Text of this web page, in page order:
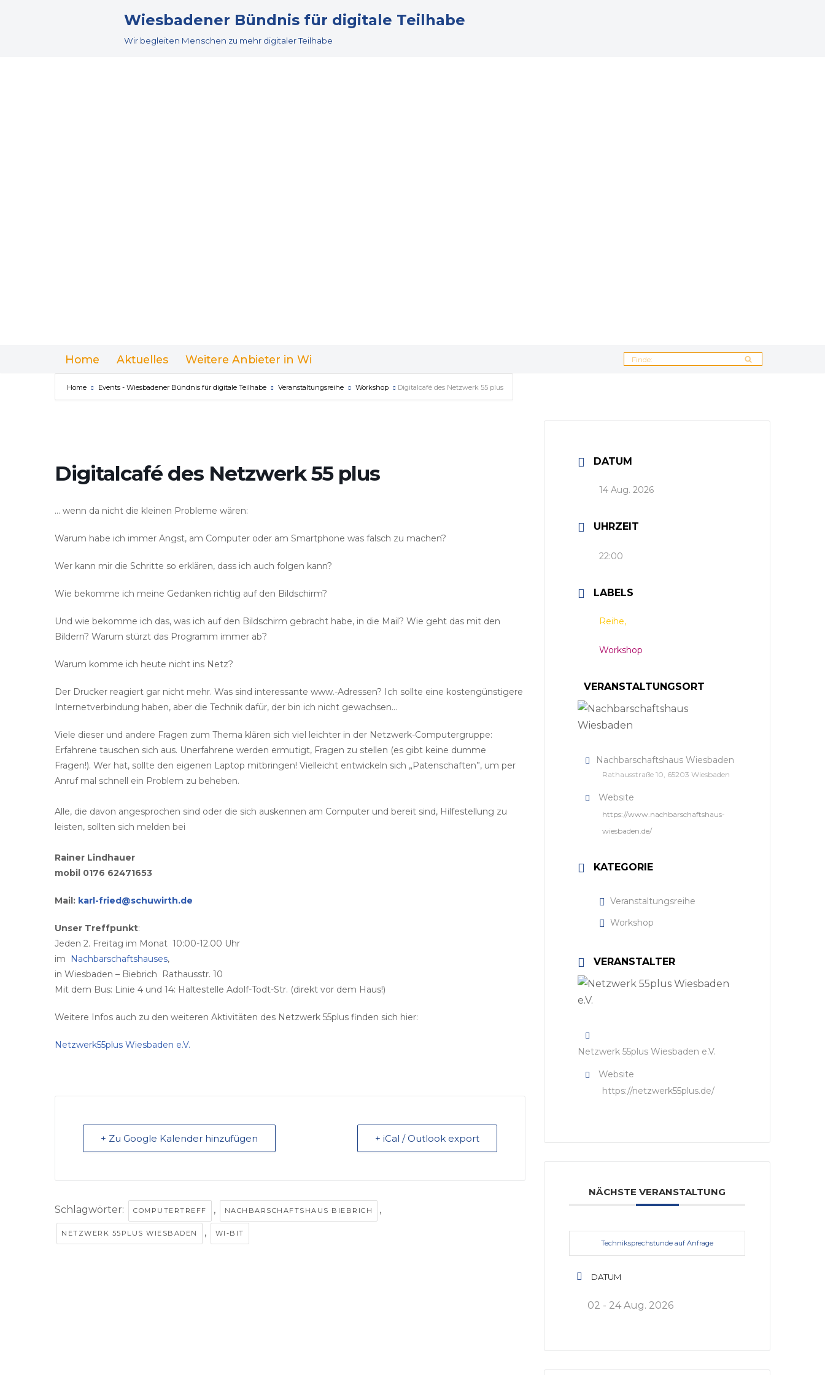
Wiesbadener Bündnis für digitale Teilhabe
Wir begleiten Menschen zu mehr digitaler Teilhabe
Home Aktuelles Weitere Anbieter in Wi
Home Events - Wiesbadener Bündnis für digitale Teilhabe Veranstaltungsreihe Workshop Digitalcafé des Netzwerk 55 plus
Digitalcafé des Netzwerk 55 plus
… wenn da nicht die kleinen Probleme wären:
Warum habe ich immer Angst, am Computer oder am Smartphone was falsch zu machen?
Wer kann mir die Schritte so erklären, dass ich auch folgen kann?
Wie bekomme ich meine Gedanken richtig auf den Bildschirm?
Und wie bekomme ich das, was ich auf den Bildschirm gebracht habe, in die Mail? Wie geht das mit den
Bildern? Warum stürzt das Programm immer ab?
Warum komme ich heute nicht ins Netz?
Der Drucker reagiert gar nicht mehr. Was sind interessante www.-Adressen? Ich sollte eine kostengünstigere
Internetverbindung haben, aber die Technik dafür, der bin ich nicht gewachsen…
Viele dieser und andere Fragen zum Thema klären sich viel leichter in der Netzwerk-Computergruppe:
Erfahrene tauschen sich aus. Unerfahrene werden ermutigt, Fragen zu stellen (es gibt keine dumme
Fragen!). Wer hat, sollte den eigenen Laptop mitbringen! Vielleicht entwickeln sich „Patenschaften”, um per
Anruf mal schnell ein Problem zu beheben.
Alle, die davon angesprochen sind oder die sich auskennen am Computer und bereit sind, Hilfestellung zu
leisten, sollten sich melden bei
Rainer Lindhauer
mobil 0176 62471653
Mail: karl-fried@schuwirth.de
Unser Treffpunkt:
Jeden 2. Freitag im Monat 10:00-12.00 Uhr
im
Nachbarschaftshauses,
in Wiesbaden – Biebrich Rathausstr. 10
Mit dem Bus: Linie 4 und 14: Haltestelle Adolf-Todt-Str. (direkt vor dem Haus!)
Weitere Infos auch zu den weiteren Aktivitäten des Netzwerk 55plus finden sich hier:
Netzwerk55plus Wiesbaden e.V.
+ Zu Google Kalender hinzufügen + iCal / Outlook export
Schlagwörter: COMPUTERTREFF , NACHBARSCHAFTSHAUS BIEBRICH ,
NETZWERK 55PLUS WIESBADEN , WI-BIT
DATUM
14 Aug. 2026
UHRZEIT
22:00
LABELS
Reihe,
Workshop
VERANSTALTUNGSORT
Nachbarschaftshaus Wiesbaden
Rathausstraße 10, 65203 Wiesbaden
Website
https://www.nachbarschaftshaus-
wiesbaden.de/
KATEGORIE
Veranstaltungsreihe
Workshop
VERANSTALTER
Netzwerk 55plus Wiesbaden e.V.
Website
https://netzwerk55plus.de/
NÄCHSTE VERANSTALTUNG
Techniksprechstunde auf Anfrage
DATUM
02 - 24 Aug. 2026